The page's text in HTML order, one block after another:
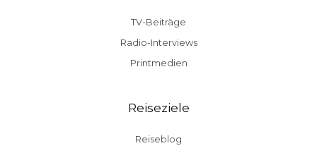
TV-Beiträge
Radio-Interviews
Printmedien
Reiseziele
Reiseblog